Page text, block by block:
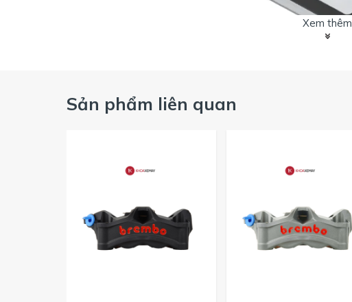
Xem thêm
Sản phẩm liên quan